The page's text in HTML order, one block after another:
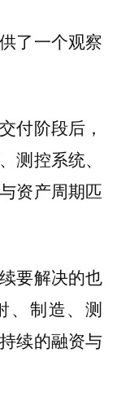
了一个观察
付阶段后，
测控系统、
资产周期匹
要解决的也
、制造、测
续的融资与